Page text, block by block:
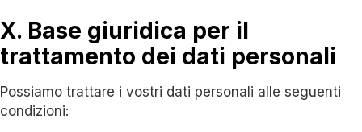
X. Base giuridica per il
trattamento dei dati personali
Possiamo trattare i vostri dati personali alle seguenti
condizioni: